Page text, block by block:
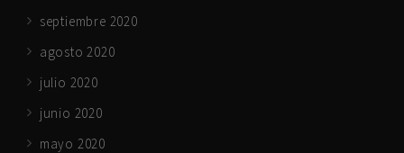
septiembre 2020
agosto 2020
julio 2020
junio 2020
mayo 2020